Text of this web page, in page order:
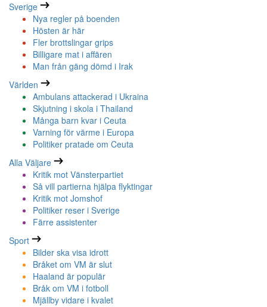
Sverige
Nya regler på boenden
Hösten är här
Fler brottslingar grips
Billigare mat i affären
Man från gäng dömd i Irak
Världen
Ambulans attackerad i Ukraina
Skjutning i skola i Thailand
Många barn kvar i Ceuta
Varning för värme i Europa
Politiker pratade om Ceuta
Alla Väljare
Kritik mot Vänsterpartiet
Så vill partierna hjälpa flyktingar
Kritik mot Jomshof
Politiker reser i Sverige
Färre assistenter
Sport
Bilder ska visa idrott
Bråket om VM är slut
Haaland är populär
Bråk om VM i fotboll
Mjällby vidare i kvalet